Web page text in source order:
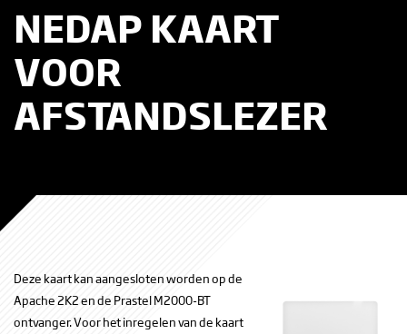
NEDAP KAART
VOOR
AFSTANDSLEZER
Deze kaart kan aangesloten worden op de
Apache 2K2 en de Prastel M2000-BT
ontvanger. Voor het inregelen van de kaart